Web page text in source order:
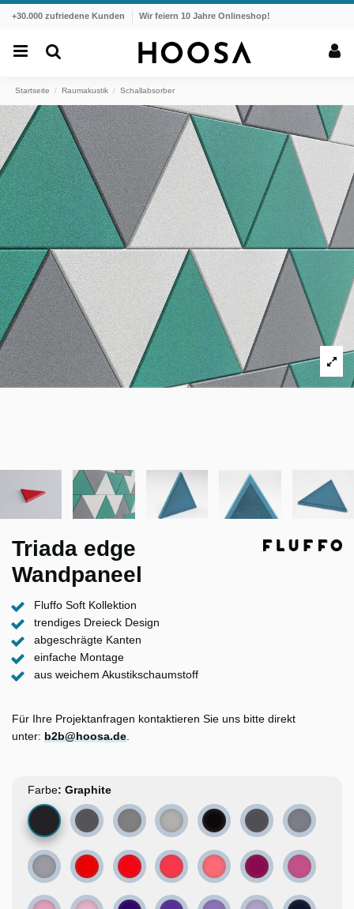
+30.000 zufriedene Kunden Wir feiern 10 Jahre Onlineshop!
Startseite Raumakustik Schallabsorber
Triada edge
Wandpaneel
Fluffo Soft Kollektion
trendiges Dreieck Design
abgeschrägte Kanten
einfache Montage
aus weichem Akustikschaumstoff
Für Ihre Projektanfragen kontaktieren Sie uns bitte direkt
unter: b2b@hoosa.de
Farbe
Graphite
Concrete
Cast Iron Grey smokeBlack Lead Pewter
Oxidised silver
Crimson WatermelonRaspberry sorbetStrawberry ice cream
Ruby Rose